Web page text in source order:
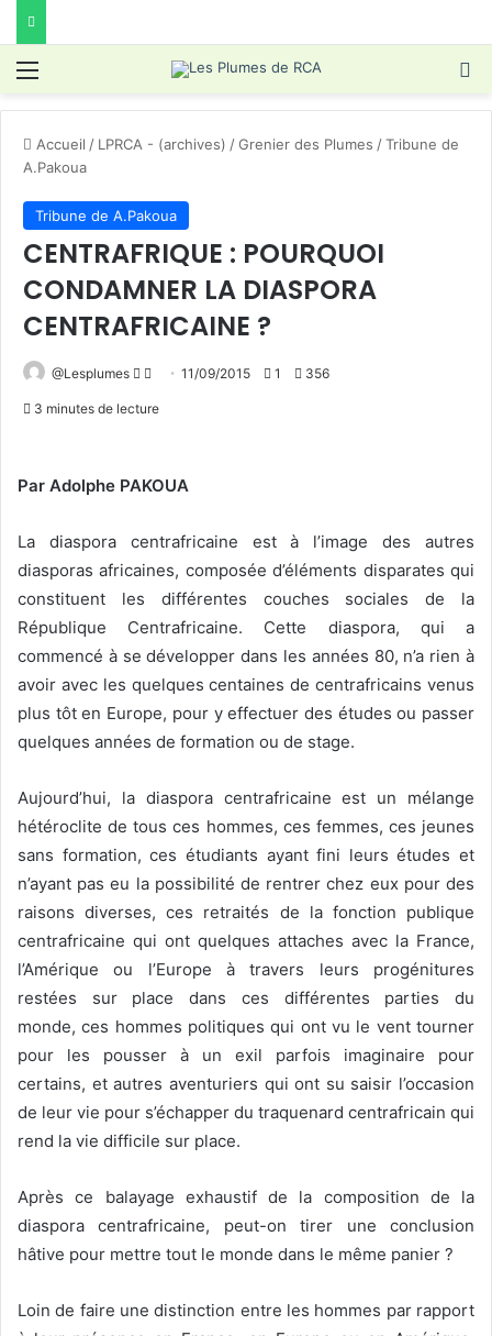
Menu
Accueil / LPRCA - (archives) /Grenier des Plumes /Tribune de
A.Pakoua
Tribune de A.Pakoua
CENTRAFRIQUE : POURQUOI
CONDAMNER LA DIASPORA
CENTRAFRICAINE ?
@Lesplumes
Follow
Envoyer11/09/2015 1 356
3 minutes de lecture
Par Adolphe PAKOUA
La diaspora centrafricaine est à l’image des autres
diasporas africaines, composée d’éléments disparates qui
constituent les différentes couches sociales de la
République Centrafricaine. Cette diaspora, qui a
commencé à se développer dans les années 80, n’a rien à
avoir avec les quelques centaines de centrafricains venus
plus tôt en Europe, pour y effectuer des études ou passer
quelques années de formation ou de stage.
Aujourd’hui, la diaspora centrafricaine est un mélange
hétéroclite de tous ces hommes, ces femmes, ces jeunes
sans formation, ces étudiants ayant fini leurs études et
n’ayant pas eu la possibilité de rentrer chez eux pour des
raisons diverses, ces retraités de la fonction publique
centrafricaine qui ont quelques attaches avec la France,
l’Amérique ou l’Europe à travers leurs progénitures
restées sur place dans ces différentes parties du
monde, ces hommes politiques qui ont vu le vent tourner
pour les pousser à un exil parfois imaginaire pour
certains, et autres aventuriers qui ont su saisir l’occasion
de leur vie pour s’échapper du traquenard centrafricain qui
rend la vie difficile sur place.
Après ce balayage exhaustif de la composition de la
diaspora centrafricaine, peut-on tirer une conclusion
hâtive pour mettre tout le monde dans le même panier ?
Loin de faire une distinction entre les hommes par rapport